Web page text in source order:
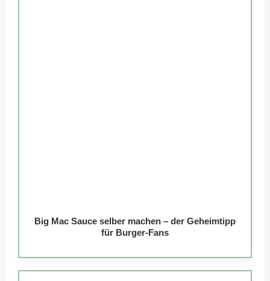
Big Mac Sauce selber machen – der Geheimtipp
für Burger-Fans